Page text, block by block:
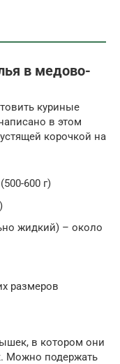
в медово-
куриные
в этом
корочкой на
600 г)
жидкий) – около
размеров
в котором они
Можно подержать